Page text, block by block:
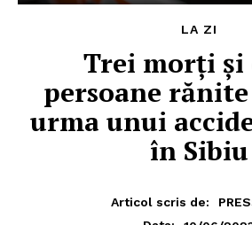
LA ZI
Trei morți și
persoane
urma unui
în Sibiu
Articol scris de: